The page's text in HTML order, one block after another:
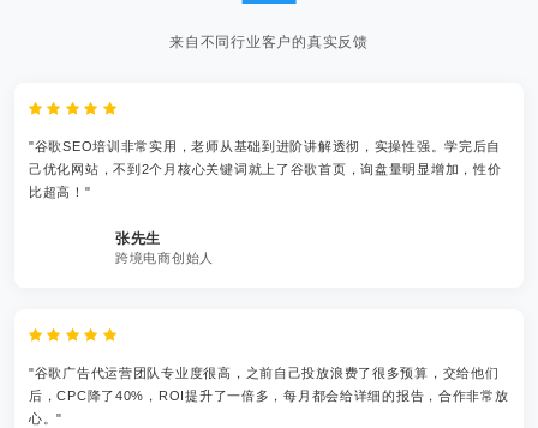
来自不同行业客户的真实反馈
"谷歌SEO培训非常实用，老师从基础到进阶讲解透彻，实操性强。学完后自
己优化网站，不到2个月核心关键词就上了谷歌首页，询盘量明显增加，性价
比超高！"
张先生
跨境电商创始人
"谷歌广告代运营团队专业度很高，之前自己投放浪费了很多预算，交给他们
后，CPC降了40%，ROI提升了一倍多，每月都会给详细的报告，合作非常放
心。"